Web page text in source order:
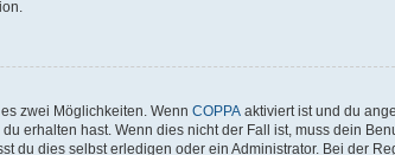
zwei Möglichkeiten. Wenn COPPA aktiviert ist und du
erhalten hast. Wenn dies nicht der Fall ist, muss dein
du dies selbst erledigen oder ein Administrator. Bei der